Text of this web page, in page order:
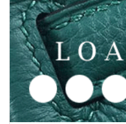
5969645/kengät
Tarjouspyyntö